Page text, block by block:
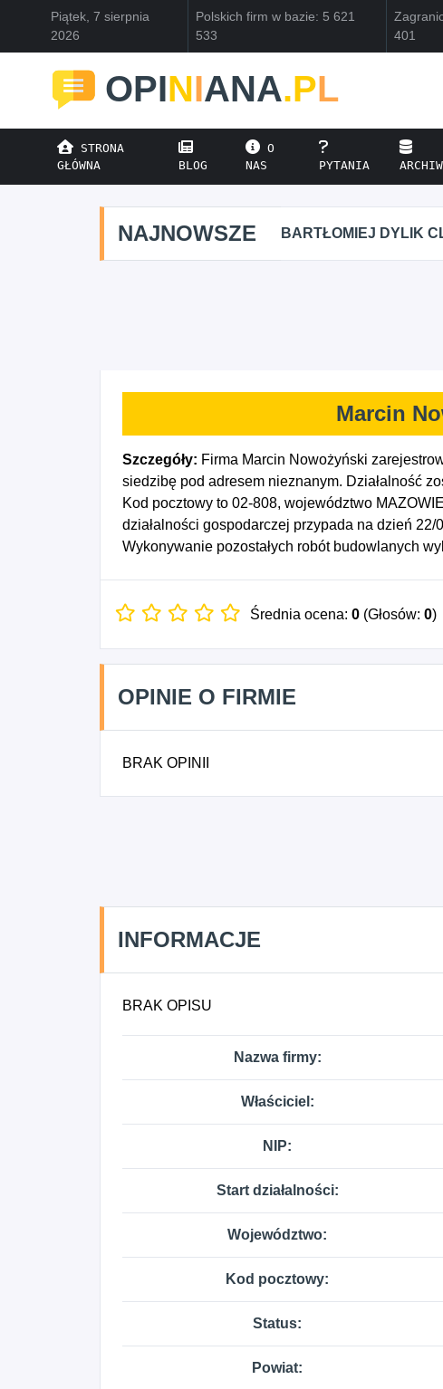
Piątek, 7 sierpnia
2026
Polskich firm w bazie: 5 621
533
401
OPINIANA.PL
STRONA
GŁÓWNA
BLOG
O
NAS
PYTANIA
NAJNOWSZE BARTŁOMIEJ DYLIK
Marcin
Szczegóły: Firma Marcin Nowożyński
siedzibę pod adresem nieznanym. Działalność
Kod pocztowy to 02-808, województwo
działalności gospodarczej przypada na dzień
Wykonywanie pozostałych robót budowlanych
Średnia ocena: 0 (Głosów: 0)
OPINIE O FIRMIE
BRAK OPINII
INFORMACJE
BRAK OPISU
Nazwa firmy:
Właściciel:
NIP:
Start działalności:
Województwo:
Kod pocztowy:
Status:
Powiat: